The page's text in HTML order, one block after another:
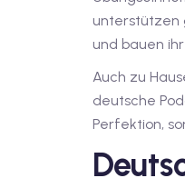
unterstützen
und bauen
Auch zu
deutsche
Perfektion,